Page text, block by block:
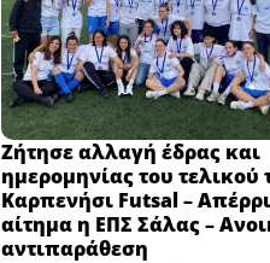
Ζήτησε αλλαγή έδρας και
ημερομηνίας του τελικού
Καρπενήσι Futsal –
αίτημα η ΕΠΣ Σάλας –
αντιπαράθεση